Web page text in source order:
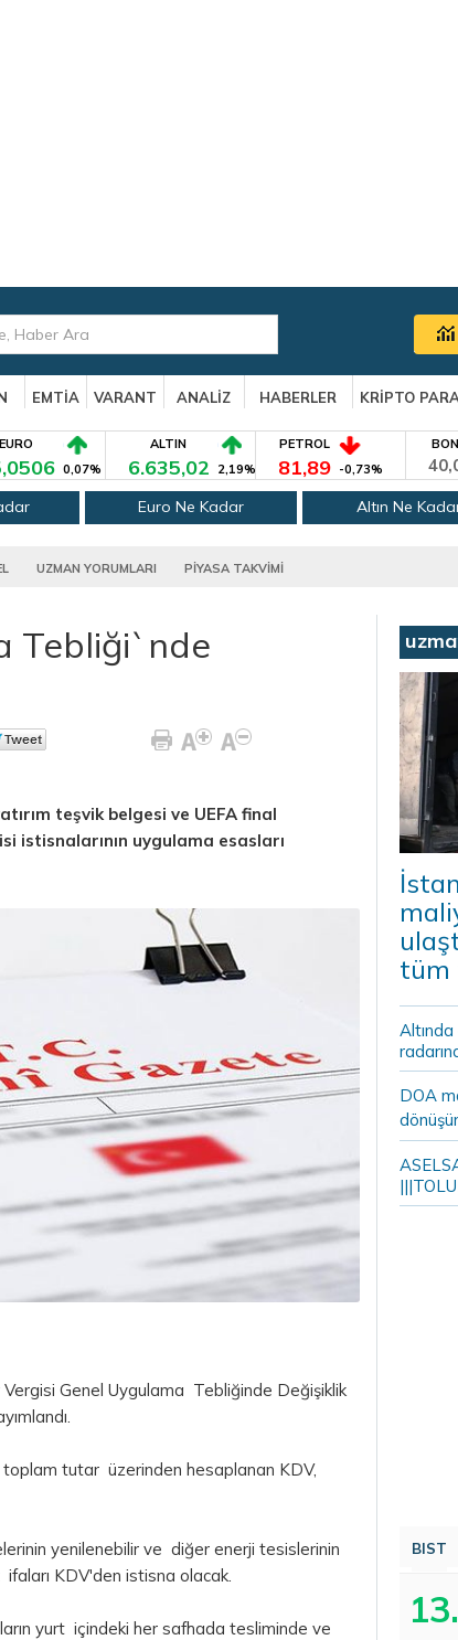
EMTİA VARANT ANALİZ HABERLER KRİPTO
EURO
0,07%
ALTIN
6.635,02 2,19%
PETROL
81,89 -0,73%
Euro Ne Kadar Altın Ne
UZMAN YORUMLARI PİYASA TAKVİMİ
Tebliği`nde
teşvik belgesi ve UEFA final
istisnalarının uygulama esasları
Genel Uygulama Tebliğinde Değişiklik
toplam tutar üzerinden hesaplanan KDV,
yenilenebilir ve diğer enerji tesislerinin
KDV'den istisna olacak.
yurt içindeki her safhada tesliminde ve
tüm
DOA
BIST